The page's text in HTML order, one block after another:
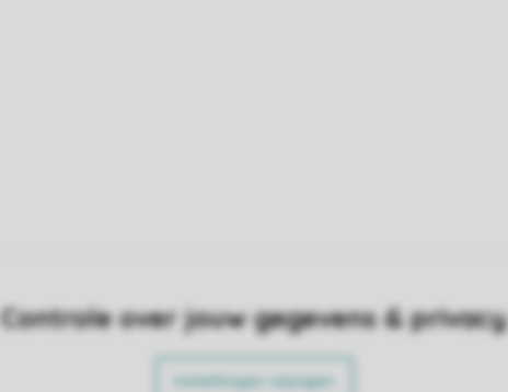
Controle over jouw gegevens & privacy
Instellingen wijzigen